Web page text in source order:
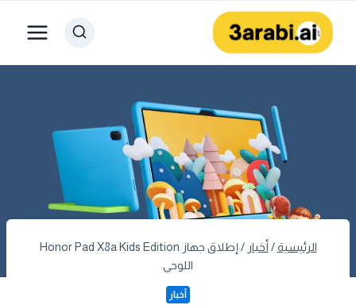
المحتوى
الرئيسية / أخبار /
إطلاق جهاز Honor Pad X8a Kids Edition
اللوحي
أخبار